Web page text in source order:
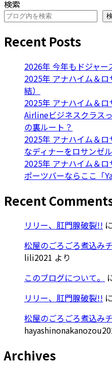
検索
Recent Posts
2026年 今年もドジャー
2025年 アナハイム＆
結）
2025年 アナハイム＆
Airlineビジネスクラス
の裏ルート？
2025年 アナハイム＆
なディナーをロサンゼ
2025年 アナハイム＆
ポーツバーならここ「
Recent
リリー、肛門腺破裂!! に
松屋のごろごろ煮込み
lili2021 より
このブログについて。
リリー、肛門腺破裂!! に
松屋のごろごろ煮込み
Archives